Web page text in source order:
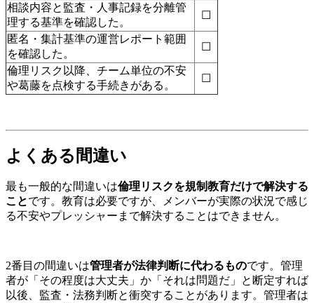
相談内容と監査・人事記録を分離管
理する基準を確認した。
☐
匿名・集計基準の運営レポート範囲
を確認した。
☐
倫理リスク以降、チーム単位の不安
や葛藤を点検する手続きがある。
☐
よくある間違い
最も一般的な間違いは倫理リスクを規制教育だけで解決する
ことです。教育は必要ですが、メンバーが実際の状況で感じ
る不安やプレッシャーまで解決することはできません。
2番目の間違いは管理者が法律判断に代わるものです。管理
者が「その程度は大丈夫」か「それは問題だ」と断定すれば
以後、監査・法務判断と衝突することがあります。管理者は